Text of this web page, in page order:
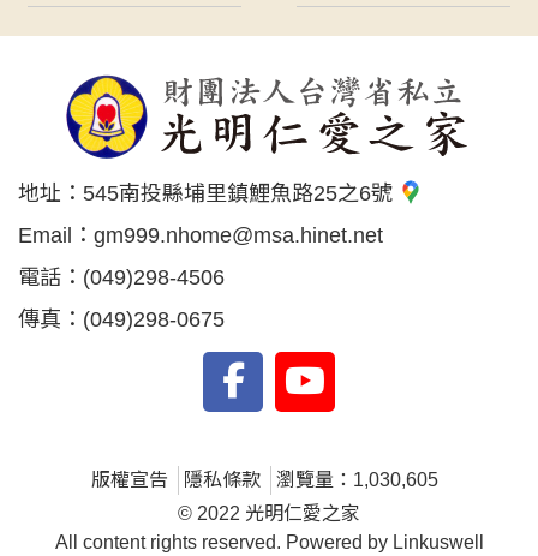
地址： 545南投縣埔里鎮鯉魚路25之6號
Email： gm999.nhome@msa.hinet.net
電話： (049)298-4506
傳真： (049)298-0675
版權宣告 隱私條款
瀏覽量：1,030,605
© 2022 光明仁愛之家
All content rights reserved. Powered by Linkuswell